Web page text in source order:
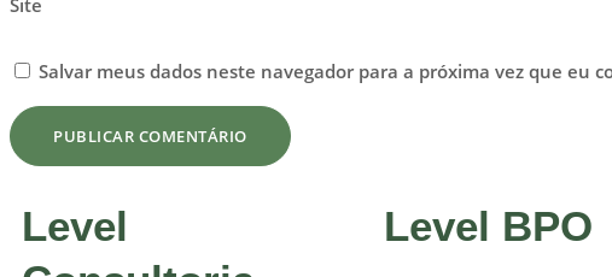
Site
Salvar meus dados neste navegador para a próxima vez que eu
Level
Level BPO